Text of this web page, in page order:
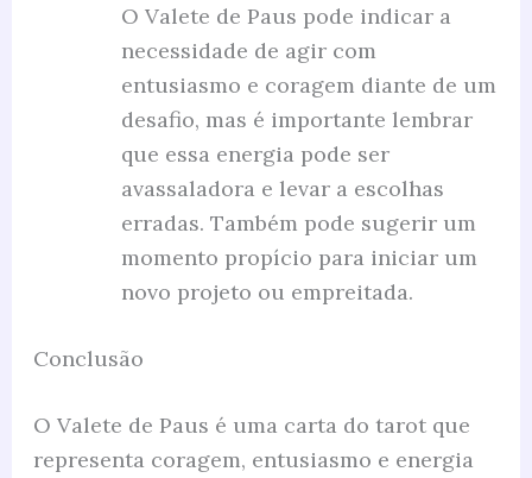
O Valete de Paus pode indicar a
necessidade de agir com
entusiasmo e coragem diante de um
desafio, mas é importante lembrar
que essa energia pode ser
avassaladora e levar a escolhas
erradas. Também pode sugerir um
momento propício para iniciar um
novo projeto ou empreitada.
Conclusão
O Valete de Paus é uma carta do tarot que
representa coragem, entusiasmo e energia